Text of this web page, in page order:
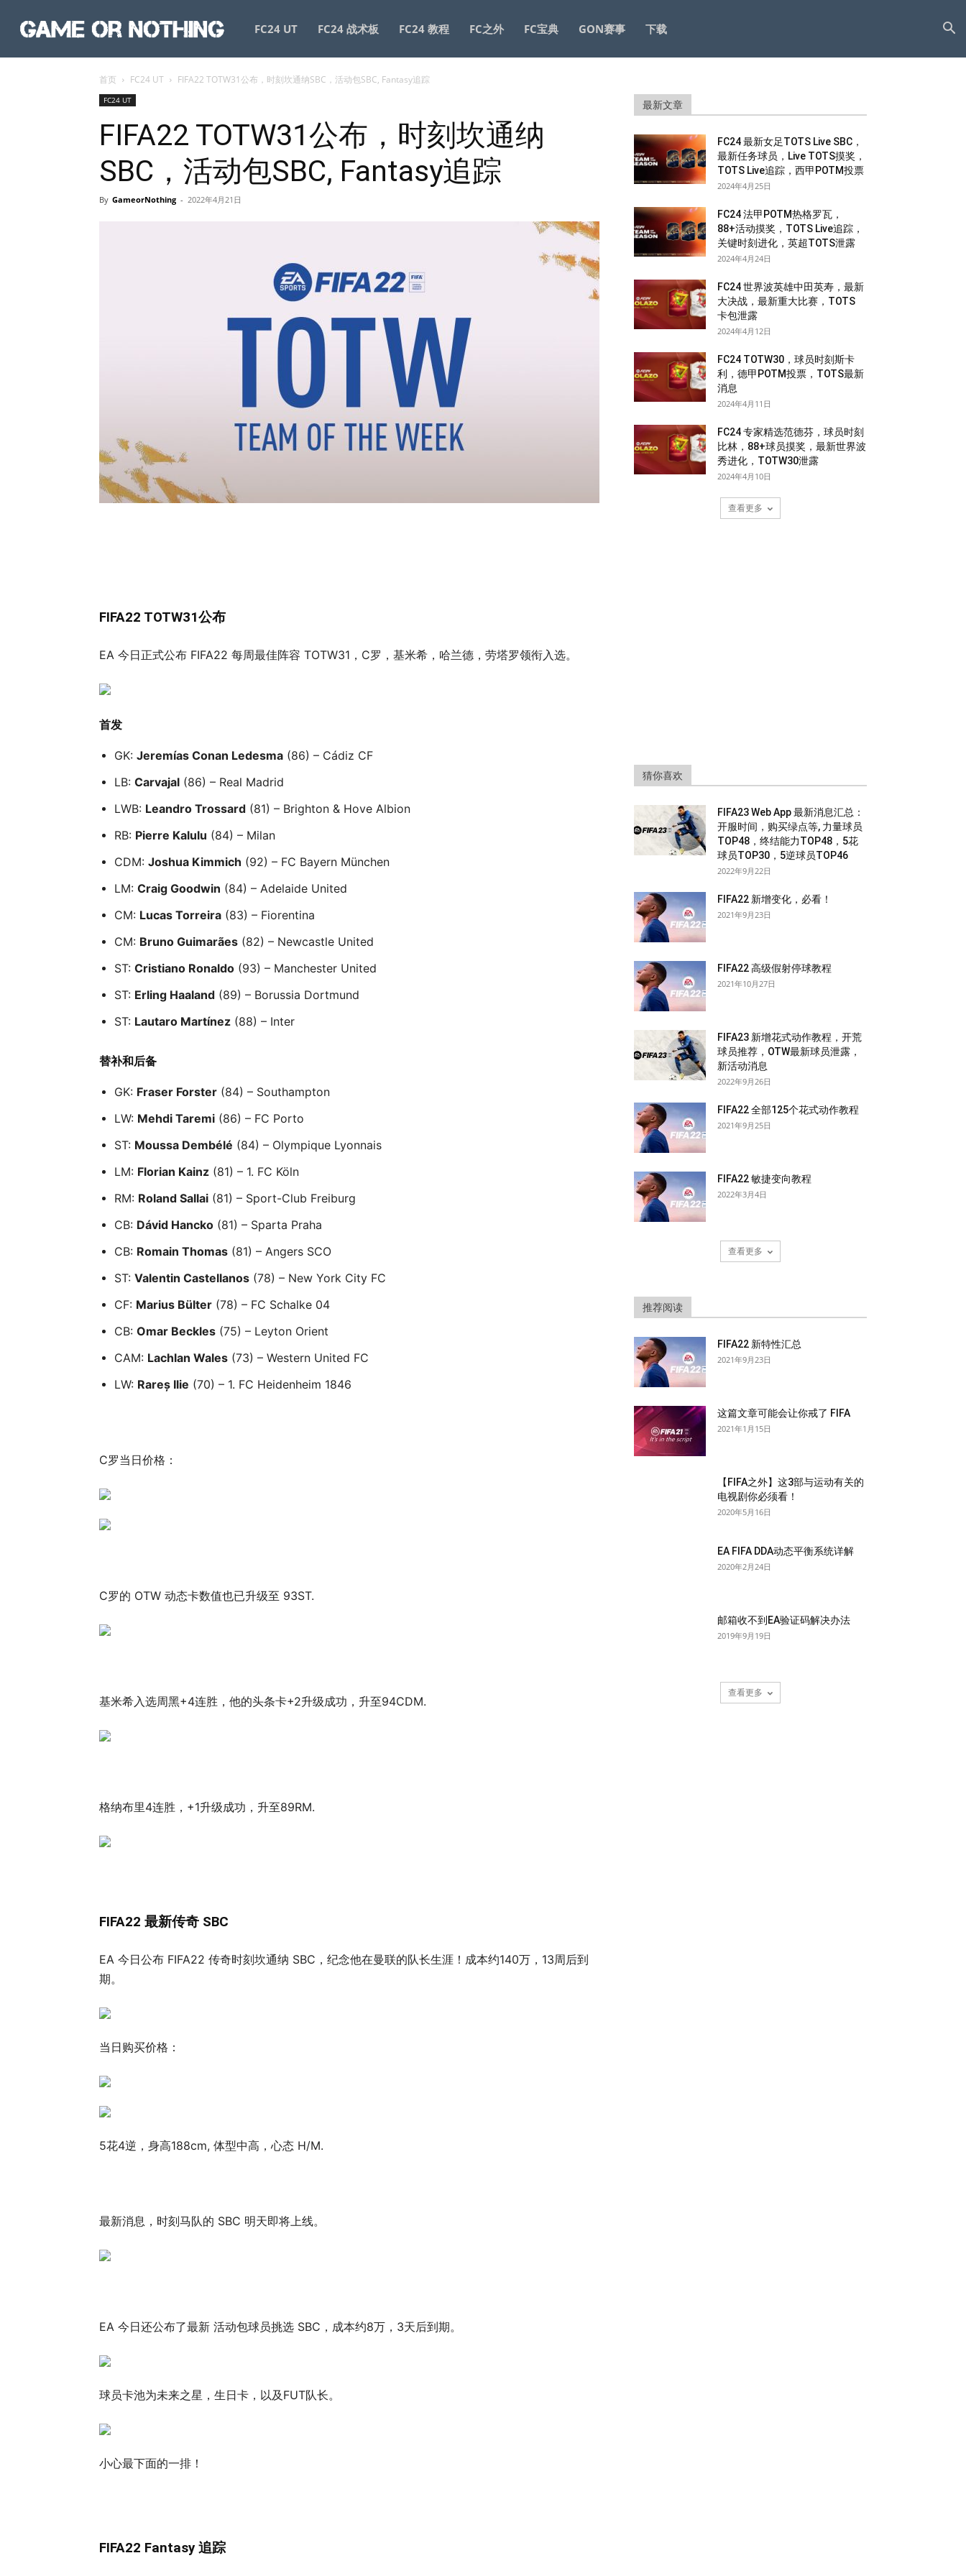
GameorNothing
FC24 UT FC24 战术板 FC24 教程 FC之外 FC宝典 GON赛事 下载
首页 FC24 UT FIFA22 TOTW31公布，时刻坎通纳SBC，活动包SBC, Fantasy追踪
FC24 UT
FIFA22 TOTW31公布，时刻坎通纳
SBC，活动包SBC, Fantasy追踪
By GameorNothing - 2022年4月21日
FIFA22 TOTW31公布
EA 今日正式公布 FIFA22 每周最佳阵容 TOTW31，C罗，基米希，哈兰德，劳塔罗领衔入选。
首发
GK: Jeremías Conan Ledesma (86) – Cádiz CF
LB: Carvajal (86) – Real Madrid
LWB: Leandro Trossard (81) – Brighton & Hove Albion
RB: Pierre Kalulu (84) – Milan
CDM: Joshua Kimmich (92) – FC Bayern München
LM: Craig Goodwin (84) – Adelaide United
CM: Lucas Torreira (83) – Fiorentina
CM: Bruno Guimarães (82) – Newcastle United
ST: Cristiano Ronaldo (93) – Manchester United
ST: Erling Haaland (89) – Borussia Dortmund
ST: Lautaro Martínez (88) – Inter
替补和后备
GK: Fraser Forster (84) – Southampton
LW: Mehdi Taremi (86) – FC Porto
ST: Moussa Dembélé (84) – Olympique Lyonnais
LM: Florian Kainz (81) – 1. FC Köln
RM: Roland Sallai (81) – Sport-Club Freiburg
CB: Dávid Hancko (81) – Sparta Praha
CB: Romain Thomas (81) – Angers SCO
ST: Valentin Castellanos (78) – New York City FC
CF: Marius Bülter (78) – FC Schalke 04
CB: Omar Beckles (75) – Leyton Orient
CAM: Lachlan Wales (73) – Western United FC
LW: Rareș Ilie (70) – 1. FC Heidenheim 1846
C罗当日价格：
C罗的 OTW 动态卡数值也已升级至 93ST.
基米希入选周黑+4连胜，他的头条卡+2升级成功，升至94CDM.
格纳布里4连胜，+1升级成功，升至89RM.
FIFA22 最新传奇 SBC
EA 今日公布 FIFA22 传奇时刻坎通纳 SBC，纪念他在曼联的队长生涯！成本约140万，13周后到
期。
当日购买价格：
5花4逆，身高188cm, 体型中高，心态 H/M.
最新消息，时刻马队的 SBC 明天即将上线。
EA 今日还公布了最新 活动包球员挑选 SBC，成本约8万，3天后到期。
球员卡池为未来之星，生日卡，以及FUT队长。
小心最下面的一排！
FIFA22 Fantasy 追踪
最新文章
FC24 最新女足TOTS Live SBC，
最新任务球员，Live TOTS摸奖，
TOTS Live追踪，西甲POTM投票
2024年4月25日
FC24 法甲POTM热格罗瓦，
88+活动摸奖，TOTS Live追踪，
关键时刻进化，英超TOTS泄露
2024年4月24日
FC24 世界波英雄中田英寿，最新
大决战，最新重大比赛，TOTS
卡包泄露
2024年4月12日
FC24 TOTW30，球员时刻斯卡
利，德甲POTM投票，TOTS最新
消息
2024年4月11日
FC24 专家精选范德芬，球员时刻
比林，88+球员摸奖，最新世界波
秀进化，TOTW30泄露
2024年4月10日
查看更多
猜你喜欢
FIFA23 Web App 最新消息汇总：
开服时间，购买绿点等, 力量球员
TOP48，终结能力TOP48，5花
球员TOP30，5逆球员TOP46
2022年9月22日
FIFA22 新增变化，必看！
2021年9月23日
FIFA22 高级假射停球教程
2021年10月27日
FIFA23 新增花式动作教程，开荒
球员推荐，OTW最新球员泄露，
新活动消息
2022年9月26日
FIFA22 全部125个花式动作教程
2021年9月25日
FIFA22 敏捷变向教程
2022年3月4日
查看更多
推荐阅读
FIFA22 新特性汇总
2021年9月23日
这篇文章可能会让你戒了 FIFA
2021年1月15日
【FIFA之外】这3部与运动有关的
电视剧你必须看！
2020年5月16日
EA FIFA DDA动态平衡系统详解
2020年2月24日
邮箱收不到EA验证码解决办法
2019年9月19日
查看更多